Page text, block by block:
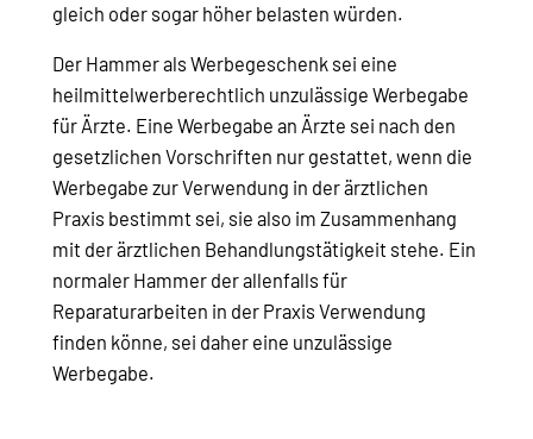
gleich oder sogar höher belasten würden.
Der Hammer als Werbegeschenk sei eine
heilmittelwerberechtlich unzulässige Werbegabe
für Ärzte. Eine Werbegabe an Ärzte sei nach den
gesetzlichen Vorschriften nur gestattet, wenn die
Werbegabe zur Verwendung in der ärztlichen
Praxis bestimmt sei, sie also im Zusammenhang
mit der ärztlichen Behandlungstätigkeit stehe. Ein
normaler Hammer der allenfalls für
Reparaturarbeiten in der Praxis Verwendung
finden könne, sei daher eine unzulässige
Werbegabe.